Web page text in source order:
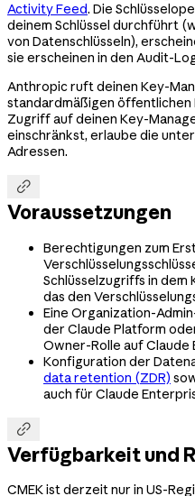
Activity Feed. Die
deinem Schlüssel durchführt
von Datenschlüsseln),
sie erscheinen in den Audit-
Anthropic ruft deinen Key-
standardmäßigen öffentlichen
Zugriff auf deinen Key-
einschränkst, erlaube die unter
Adressen.

Voraussetzungen
Berechtigungen zum
Schlüsselzugriffs in
das den
Eine Organization-
der Claude Platform
Owner-Rolle auf Claude
Konfiguration der
data retention (ZDR)
auch für Claude

Verfügbarkeit und
CMEK ist derzeit nur in US-